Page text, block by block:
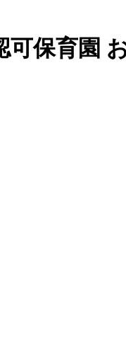
可保育園